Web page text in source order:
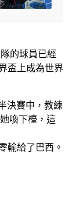
的球員已經
盃上成為世界
決賽中，教練
喚下檯，這
輸給了巴西。